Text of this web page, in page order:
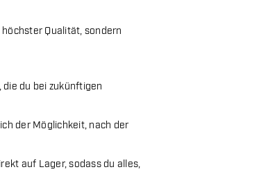
Qualität, sondern
du bei zukünftigen
der Möglichkeit, nach der
auf Lager, sodass du alles,